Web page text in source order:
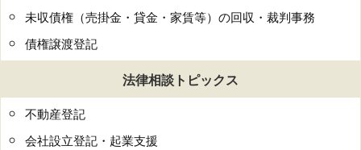
未収債権（売掛金・貸金・家賃等）の回収・裁判事務
債権譲渡登記
法律相談トピックス
不動産登記
会社設立登記・起業支援